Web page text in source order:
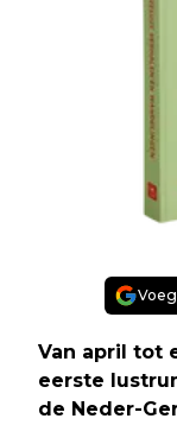
Van april tot
eerste
de Neder-